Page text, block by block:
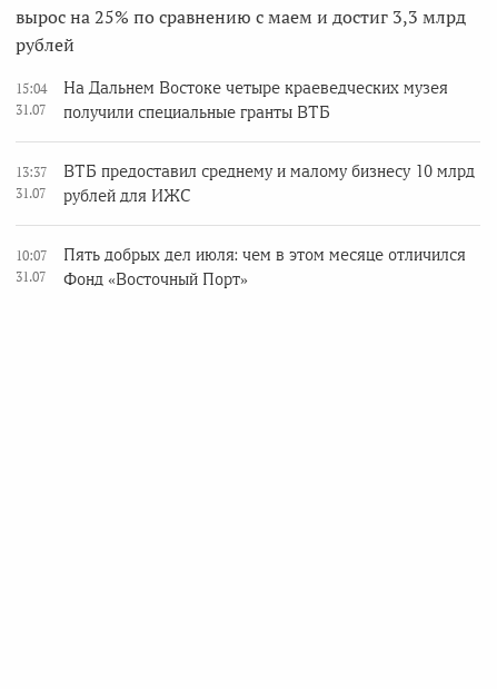
вырос на 25% по сравнению с маем и достиг 3,3 млрд
рублей
15:04
31.07
На Дальнем Востоке четыре краеведческих музея
получили специальные гранты ВТБ
13:37
31.07
ВТБ предоставил среднему и малому бизнесу 10 млрд
рублей для ИЖС
10:07
31.07
Пять добрых дел июля: чем в этом месяце отличился
Фонд «Восточный Порт»